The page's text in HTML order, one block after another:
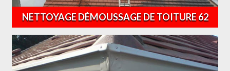
NETTOYAGE DÉMOUSSAGE DE TOITURE 62